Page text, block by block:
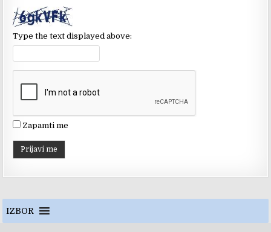
n
n
Type the text displayed above:
Zapamti me
IZBOR